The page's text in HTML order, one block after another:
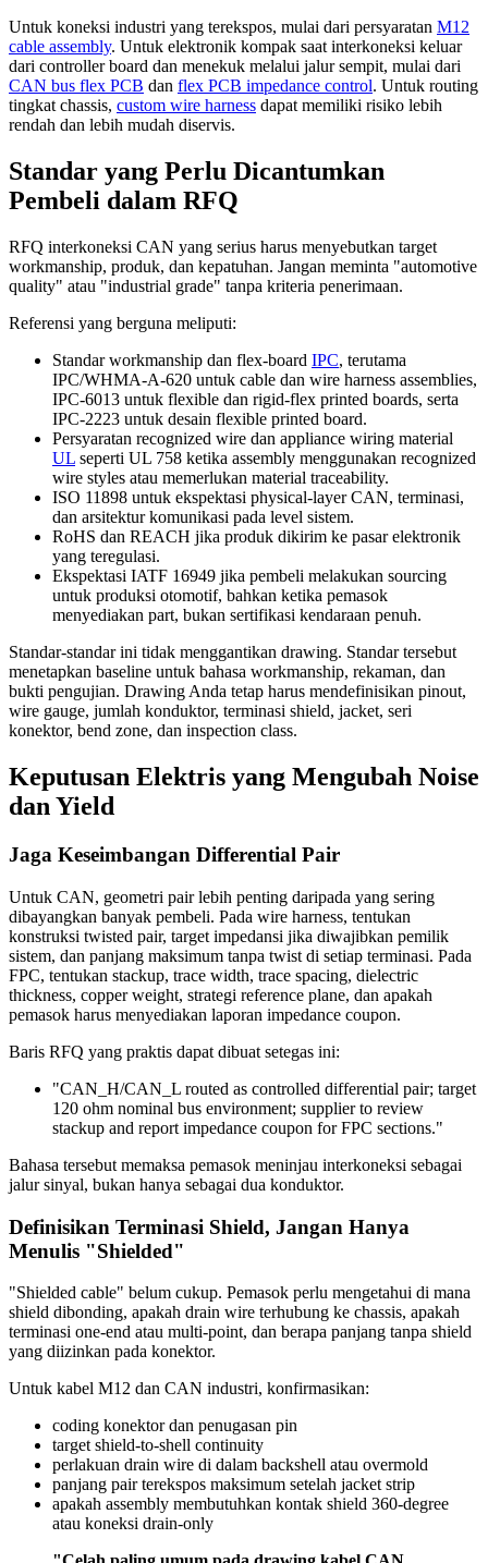
Untuk koneksi industri yang terekspos, mulai dari persyaratan M12
cable assembly. Untuk elektronik kompak saat interkoneksi keluar
dari controller board dan menekuk melalui jalur sempit, mulai dari
CAN bus flex PCB dan flex PCB impedance control. Untuk routing
tingkat chassis, custom wire harness dapat memiliki risiko lebih
rendah dan lebih mudah diservis.
Standar yang Perlu Dicantumkan
Pembeli dalam RFQ
RFQ interkoneksi CAN yang serius harus menyebutkan target
workmanship, produk, dan kepatuhan. Jangan meminta "automotive
quality" atau "industrial grade" tanpa kriteria penerimaan.
Referensi yang berguna meliputi:
Standar workmanship dan flex-board IPC, terutama
IPC/WHMA-A-620 untuk cable dan wire harness assemblies,
IPC-6013 untuk flexible dan rigid-flex printed boards, serta
IPC-2223 untuk desain flexible printed board.
Persyaratan recognized wire dan appliance wiring material
UL seperti UL 758 ketika assembly menggunakan recognized
wire styles atau memerlukan material traceability.
ISO 11898 untuk ekspektasi physical-layer CAN, terminasi,
dan arsitektur komunikasi pada level sistem.
RoHS dan REACH jika produk dikirim ke pasar elektronik
yang teregulasi.
Ekspektasi IATF 16949 jika pembeli melakukan sourcing
untuk produksi otomotif, bahkan ketika pemasok
menyediakan part, bukan sertifikasi kendaraan penuh.
Standar-standar ini tidak menggantikan drawing. Standar tersebut
menetapkan baseline untuk bahasa workmanship, rekaman, dan
bukti pengujian. Drawing Anda tetap harus mendefinisikan pinout,
wire gauge, jumlah konduktor, terminasi shield, jacket, seri
konektor, bend zone, dan inspection class.
Keputusan Elektris yang Mengubah Noise
dan Yield
Jaga Keseimbangan Differential Pair
Untuk CAN, geometri pair lebih penting daripada yang sering
dibayangkan banyak pembeli. Pada wire harness, tentukan
konstruksi twisted pair, target impedansi jika diwajibkan pemilik
sistem, dan panjang maksimum tanpa twist di setiap terminasi. Pada
FPC, tentukan stackup, trace width, trace spacing, dielectric
thickness, copper weight, strategi reference plane, dan apakah
pemasok harus menyediakan laporan impedance coupon.
Baris RFQ yang praktis dapat dibuat setegas ini:
"CAN_H/CAN_L routed as controlled differential pair; target
120 ohm nominal bus environment; supplier to review
stackup and report impedance coupon for FPC sections."
Bahasa tersebut memaksa pemasok meninjau interkoneksi sebagai
jalur sinyal, bukan hanya sebagai dua konduktor.
Definisikan Terminasi Shield, Jangan Hanya
Menulis "Shielded"
"Shielded cable" belum cukup. Pemasok perlu mengetahui di mana
shield dibonding, apakah drain wire terhubung ke chassis, apakah
terminasi one-end atau multi-point, dan berapa panjang tanpa shield
yang diizinkan pada konektor.
Untuk kabel M12 dan CAN industri, konfirmasikan:
coding konektor dan penugasan pin
target shield-to-shell continuity
perlakuan drain wire di dalam backshell atau overmold
panjang pair terekspos maksimum setelah jacket strip
apakah assembly membutuhkan kontak shield 360-degree
atau koneksi drain-only